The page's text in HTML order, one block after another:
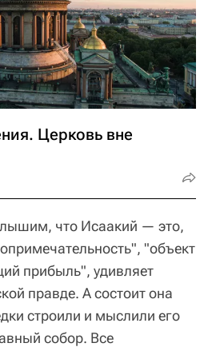
Церковь вне
что Исаакий — это,
"объект
прибыль", удивляет
правде. А состоит она
строили и мыслили его
собор. Все